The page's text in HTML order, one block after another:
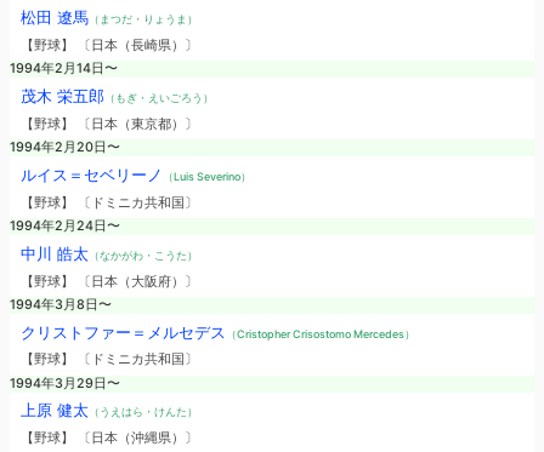
松田 遼馬（まつだ・りょうま）
【野球】 〔日本（長崎県）〕
1994年2月14日〜
茂木 栄五郎（もぎ・えいごろう）
【野球】 〔日本（東京都）〕
1994年2月20日〜
ルイス＝セベリーノ （Luis Severino）
【野球】 〔ドミニカ共和国〕
1994年2月24日〜
中川 皓太（なかがわ・こうた）
【野球】 〔日本（大阪府）〕
1994年3月8日〜
クリストファー＝メルセデス （Cristopher Crisostomo Mercedes）
【野球】 〔ドミニカ共和国〕
1994年3月29日〜
上原 健太（うえはら・けんた）
【野球】 〔日本（沖縄県）〕